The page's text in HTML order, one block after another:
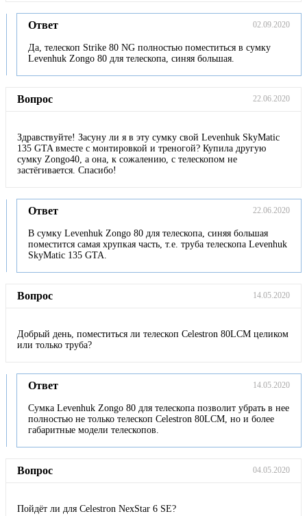
Ответ 02.09.2020
Да, телескоп Strike 80 NG полностью поместиться в сумку
Levenhuk Zongo 80 для телескопа, синяя большая.
Вопрос 22.06.2020
Здравствуйте! Засуну ли я в эту сумку свой Levenhuk SkyMatic
135 GTA вместе с монтировкой и треногой? Купила другую
сумку Zongo40, а она, к сожалению, с телескопом не
застёгивается. Спасибо!
Ответ 22.06.2020
В сумку Levenhuk Zongo 80 для телескопа, синяя большая
поместится самая хрупкая часть, т.е. труба телескопа Levenhuk
SkyMatic 135 GTA.
Вопрос 14.05.2020
Добрый день, поместиться ли телескоп Celestron 80LCM целиком
или только труба?
Ответ 14.05.2020
Сумка Levenhuk Zongo 80 для телескопа позволит убрать в нее
полностью не только телескоп Celestron 80LCM, но и более
габаритные модели телескопов.
Вопрос 04.05.2020
Пойдёт ли для Celestron NexStar 6 SE?